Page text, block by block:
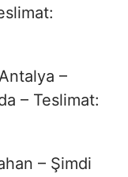
–
– Teslimat:
– Şimdi